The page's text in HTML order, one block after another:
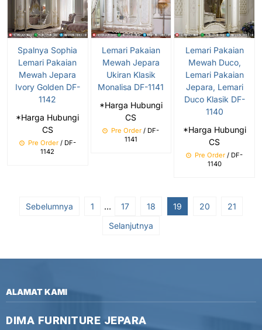
Spalnya Sophia
Lemari Pakaian
Mewah Jepara
Ivory Golden DF-
1142
*Harga Hubungi
CS
Pre Order/ DF-
1142
Lemari Pakaian
Mewah Jepara
Ukiran Klasik
Monalisa DF-1141
*Harga Hubungi
CS
Pre Order / DF-
1141
Lemari Pakaian
Mewah Duco,
Lemari Pakaian
Jepara, Lemari
Duco Klasik DF-
1140
*Harga Hubungi
CS
Pre Order / DF-
1140
Sebelumnya 1 … 17 18 19 20
21
Selanjutnya
ALAMAT KAMI
DIMA FURNITURE JEPARA